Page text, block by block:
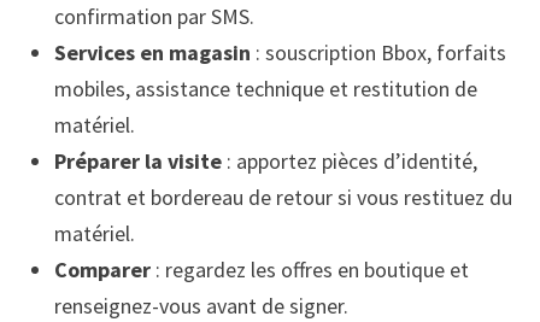
confirmation par SMS.
Services en magasin : souscription Bbox, forfaits
mobiles, assistance technique et restitution de
matériel.
Préparer la visite: apportez pièces d’identité,
contrat et bordereau de retour si vous restituez du
matériel.
Comparer: regardez les offres en boutique et
renseignez-vous avant de signer.